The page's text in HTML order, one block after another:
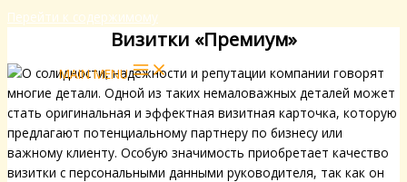
Перейти к содержимому
MAIN MENU
Визитки «Премиум»
О солидности, надежности и репутации компании говорят
многие детали. Одной из таких немаловажных деталей может
стать оригинальная и эффектная визитная карточка, которую
предлагают потенциальному партнеру по бизнесу или
важному клиенту. Особую значимость приобретает качество
визитки с персональными данными руководителя, так как он